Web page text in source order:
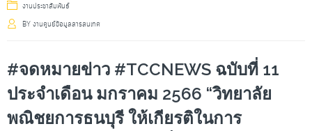
งานประชาสัมพันธ์
BY งานศูนย์ข้อมูลสารสนเทศ
#จดหมายข่าว #TCCNEWS ฉบับที่ 11
ประจำเดือน มกราคม 2566 “วิทยาลัย
พณิชยการธนบุรี ให้เกียรติในการ